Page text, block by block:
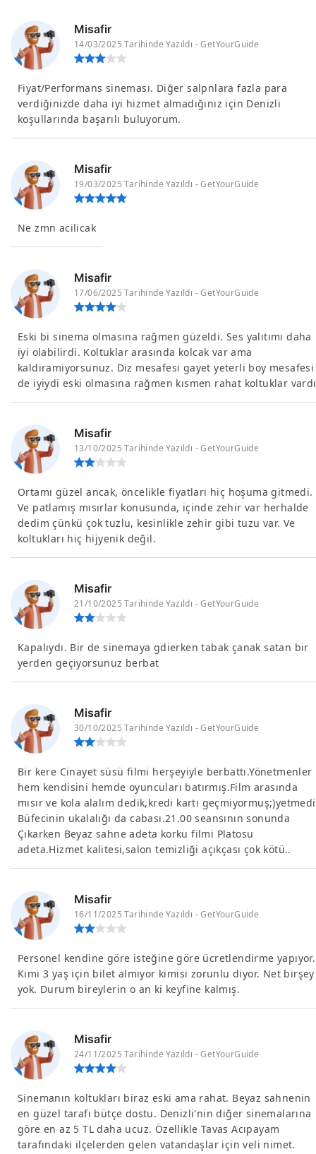
Misafir
14/03/2025 Tarihinde Yazıldı - GetYourGuide
Fiyat/Performans sineması. Diğer salpnlara fazla para
verdiğinizde daha iyi hizmet almadığınız için Denizli
koşullarında başarılı buluyorum.
Misafir
19/03/2025 Tarihinde Yazıldı - GetYourGuide
Ne zmn acilicak
Misafir
17/06/2025 Tarihinde Yazıldı - GetYourGuide
Eski bi sinema olmasına rağmen güzeldi. Ses yalıtımı daha
iyi olabilirdi. Koltuklar arasında kolcak var ama
kaldiramiyorsunuz. Diz mesafesi gayet yeterli boy mesafesi
de iyiydi eski olmasına rağmen kısmen rahat koltuklar
Misafir
13/10/2025 Tarihinde Yazıldı - GetYourGuide
Ortamı güzel ancak, öncelikle fiyatları hiç hoşuma gitmedi.
Ve patlamış mısırlar konusunda, içinde zehir var herhalde
dedim çünkü çok tuzlu, kesinlikle zehir gibi tuzu var. Ve
koltukları hiç hijyenik değil.
Misafir
21/10/2025 Tarihinde Yazıldı - GetYourGuide
Kapalıydı. Bir de sinemaya gdierken tabak çanak satan bir
yerden geçiyorsunuz berbat
Misafir
30/10/2025 Tarihinde Yazıldı - GetYourGuide
Bir kere Cinayet süsü filmi herşeyiyle berbattı.Yönetmenler
hem kendisini hemde oyuncuları batırmış.Film arasında
mısır ve kola alalım dedik,kredi kartı geçmiyormuş;)yetmedi
Büfecinin ukalalığı da cabası.21.00 seansının sonunda
Çıkarken Beyaz sahne adeta korku filmi Platosu
adeta.Hizmet kalitesi,salon temizliği açıkçası çok kötü..
Misafir
16/11/2025 Tarihinde Yazıldı - GetYourGuide
Personel kendine göre isteğine göre ücretlendirme yapıyor.
Kimi 3 yaş için bilet almıyor kimisi zorunlu diyor. Net birşey
yok. Durum bireylerin o an ki keyfine kalmış.
Misafir
24/11/2025 Tarihinde Yazıldı - GetYourGuide
Sinemanın koltukları biraz eski ama rahat. Beyaz sahnenin
en güzel tarafı bütçe dostu. Denizli'nin diğer sinemalarına
göre en az 5 TL daha ucuz. Özellikle Tavas Acıpayam
tarafındaki ilçelerden gelen vatandaşlar için veli nimet.